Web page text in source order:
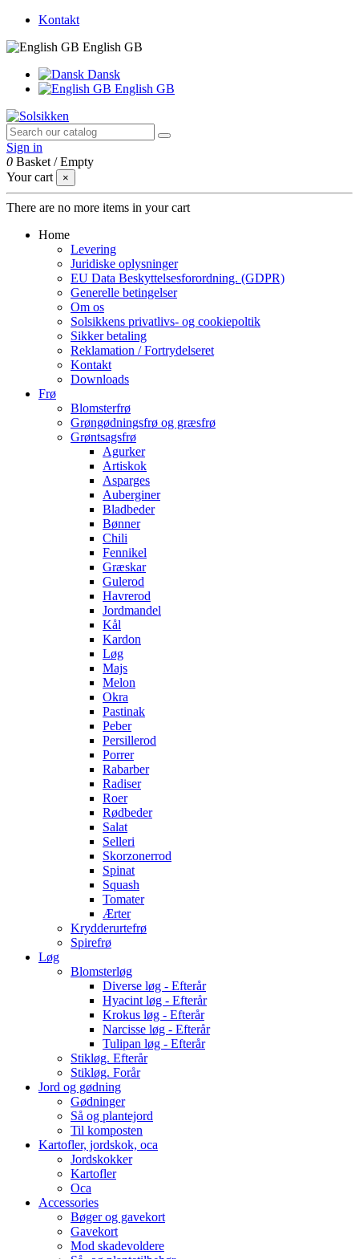
Kontakt
English GB
Dansk
English GB
Sign in
0 Basket /Empty
Your cart
×
There are no more items in your cart
Home
Levering
Juridiske oplysninger
EU Data Beskyttelsesforordning. (GDPR)
Generelle betingelser
Om os
Solsikkens privatlivs- og cookiepoltik
Sikker betaling
Reklamation / Fortrydelseret
Kontakt
Downloads
Frø
Blomsterfrø
Grøngødningsfrø og græsfrø
Grøntsagsfrø
Agurker
Artiskok
Asparges
Auberginer
Bladbeder
Bønner
Chili
Fennikel
Græskar
Gulerod
Havrerod
Jordmandel
Kål
Kardon
Løg
Majs
Melon
Okra
Pastinak
Peber
Persillerod
Porrer
Rabarber
Radiser
Roer
Rødbeder
Salat
Selleri
Skorzonerrod
Spinat
Squash
Tomater
Ærter
Krydderurtefrø
Spirefrø
Løg
Blomsterløg
Diverse løg - Efterår
Hyacint løg - Efterår
Krokus løg - Efterår
Narcisse løg - Efterår
Tulipan løg - Efterår
Stikløg. Efterår
Stikløg. Forår
Jord og gødning
Gødninger
Så og plantejord
Til komposten
Kartofler, jordskok, oca
Jordskokker
Kartofler
Oca
Accessories
Bøger og gavekort
Gavekort
Mod skadevoldere